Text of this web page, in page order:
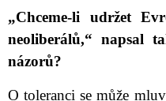
„Chceme-li udržet
neoliberálů,“ napsal
názorů?
O toleranci se může